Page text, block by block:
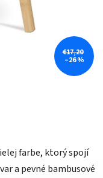
farbe, ktorý spojí
a pevné bambusové
€17,20
–26 %